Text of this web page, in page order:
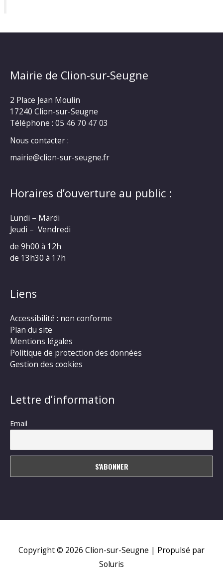
Mairie de Clion-sur-Seugne
2 Place Jean Moulin
17240 Clion-sur-Seugne
Téléphone : 05 46 70 47 03
Nous contacter :
mairie@clion-sur-seugne.fr
Horaires d’ouverture au public :
Lundi – Mardi
Jeudi – Vendredi
de 9h00 à 12h
de 13h30 à 17h
Liens
Accessibilité : non conforme
Plan du site
Mentions légales
Politique de protection des données
Gestion des cookies
Lettre d’information
Email
Copyright © 2026 Clion-sur-Seugne | Propulsé par
Soluris